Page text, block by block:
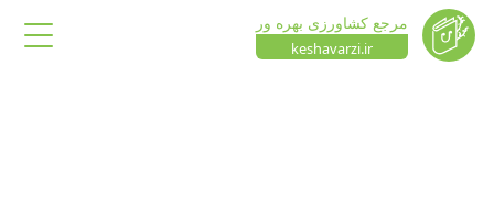
مرجع کشاورزی بهره ور
keshavarzi.ir